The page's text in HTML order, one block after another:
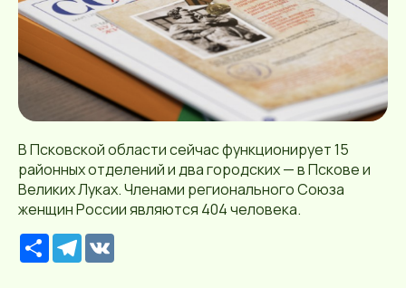
В Псковской области сейчас функционирует 15
районных отделений и два городских — в Пскове и
Великих Луках. Членами регионального Союза
женщин России являются 404 человека.
Р
е
T
e